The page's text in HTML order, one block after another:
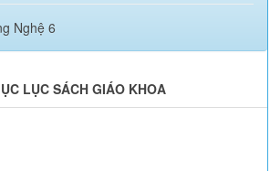
Nghệ 6
LỤC SÁCH GIÁO KHOA